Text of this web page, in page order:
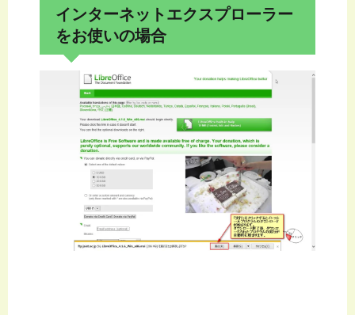
インターネットエクスプローラー
をお使いの場合